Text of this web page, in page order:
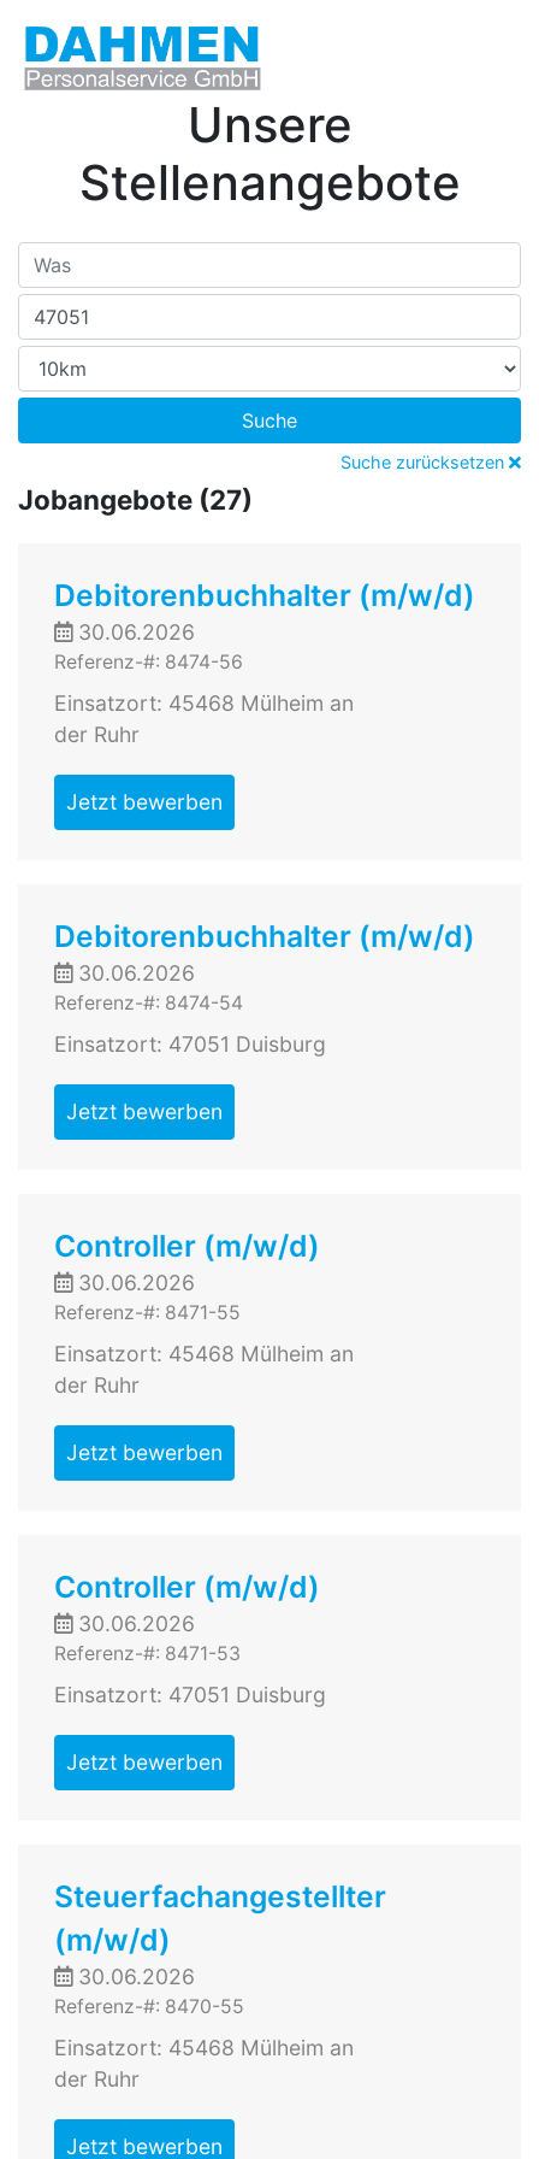
Unsere
Stellenangebote
Suche
Suche zurücksetzen
Jobangebote (27)
Debitorenbuchhalter (m/w/d)
30.06.2026
Referenz-#: 8474-56
Einsatzort: 45468 Mülheim an
der Ruhr
Jetzt bewerben
Debitorenbuchhalter (m/w/d)
30.06.2026
Referenz-#: 8474-54
Einsatzort: 47051 Duisburg
Jetzt bewerben
Controller (m/w/d)
30.06.2026
Referenz-#: 8471-55
Einsatzort: 45468 Mülheim an
der Ruhr
Jetzt bewerben
Controller (m/w/d)
30.06.2026
Referenz-#: 8471-53
Einsatzort: 47051 Duisburg
Jetzt bewerben
Steuerfachangestellter
(m/w/d)
30.06.2026
Referenz-#: 8470-55
Einsatzort: 45468 Mülheim an
der Ruhr
Jetzt bewerben